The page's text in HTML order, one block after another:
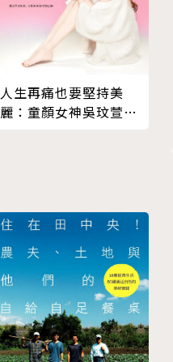
(SMWS)台灣分會會長
教授
人生再痛也要堅持美
麗：童顏女神吳玟萱不